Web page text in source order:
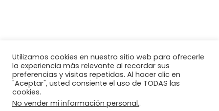
Utilizamos cookies en nuestro sitio web para ofrecerle
la experiencia más relevante al recordar sus
preferencias y visitas repetidas. Al hacer clic en
"Aceptar", usted consiente el uso de TODAS las
cookies.
No vender mi información personal..